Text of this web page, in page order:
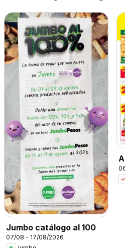
Jumbo catálogo al 100
07/08 - 17/08/2026